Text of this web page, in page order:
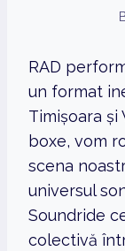
RAD
un format
Timișoara și
boxe, vom
scena
universul
Soundride
colectivă